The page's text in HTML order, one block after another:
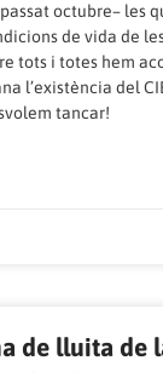
octubre– les
de vida de
tots i totes hem
l’existència del
tancar!
de lluita de